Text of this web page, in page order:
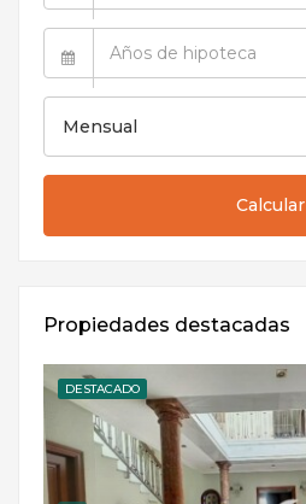
Mensual
Calcular
Propiedades destacadas
DESTACADO